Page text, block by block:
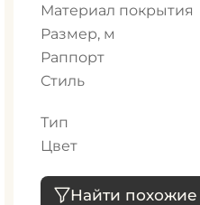
Материал покрытия
Размер, м
Раппорт
Стиль
Тип
Цвет
Найти похожие